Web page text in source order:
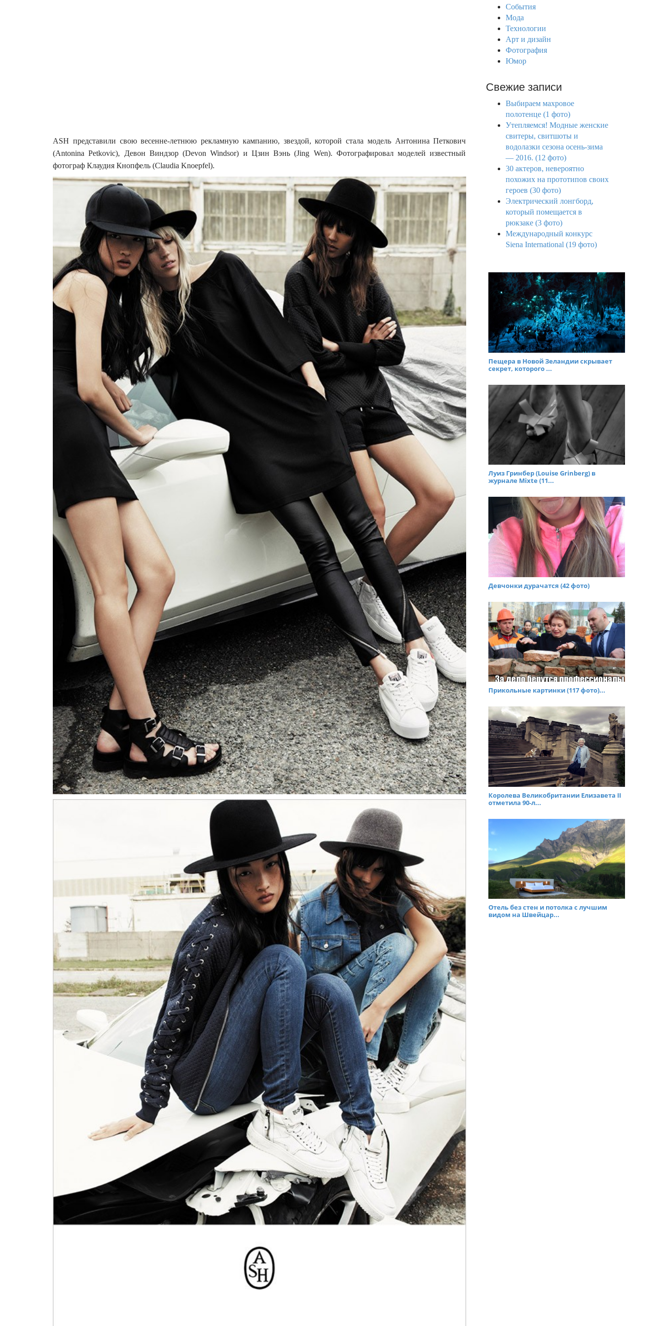
ASH представили свою весенне-летнюю рекламную кампанию, звездой, которой стала модель Антонина Петкович
(Antonina Petkovic), Девон Виндзор (Devon Windsor) и Цзин Вэнь (Jing Wen). Фотографировал моделей известный
фотограф Клаудия Кнопфель (Claudia Knoepfel).
События
Мода
Технологии
Арт и дизайн
Фотография
Юмор
Свежие записи
Выбираем махровое
полотенце (1 фото)
Утепляемся! Модные женские
свитеры, свитшоты и
водолазки сезона осень-зима
— 2016. (12 фото)
30 актеров, невероятно
похожих на прототипов своих
героев (30 фото)
Электрический лонгборд,
который помещается в
рюкзаке (3 фото)
Международный конкурс
Siena International (19 фото)
Пещера в Новой Зеландии скрывает
секрет, которого ...
Луиз Гринбер (Louise Grinberg) в
журнале Mixte (11...
Девчонки дурачатся (42 фото)
Прикольные картинки (117 фото)...
Королева Великобритании Елизавета II
отметила 90-л...
Отель без стен и потолка с лучшим
видом на Швейцар...